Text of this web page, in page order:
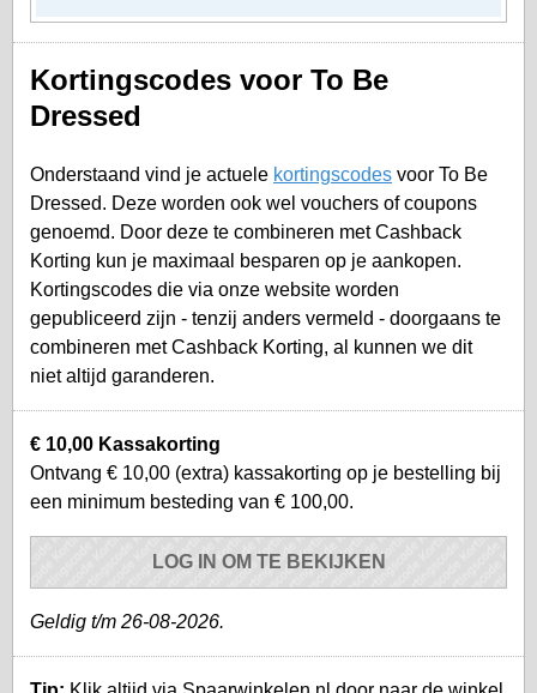
Kortingscodes voor To Be
Dressed
Onderstaand vind je actuele kortingscodes voor To Be
Dressed. Deze worden ook wel vouchers of coupons
genoemd. Door deze te combineren met Cashback
Korting kun je maximaal besparen op je aankopen.
Kortingscodes die via onze website worden
gepubliceerd zijn - tenzij anders vermeld - doorgaans te
combineren met Cashback Korting, al kunnen we dit
niet altijd garanderen.
€ 10,00 Kassakorting
Ontvang € 10,00 (extra) kassakorting op je bestelling bij
een minimum besteding van € 100,00.
LOG IN OM TE BEKIJKEN
Geldig t/m 26-08-2026.